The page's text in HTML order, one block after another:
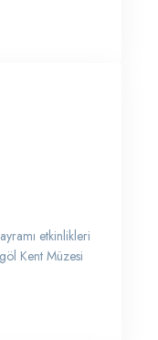
etkinlikleri
Kent Müzesi